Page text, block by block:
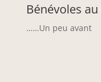
Bénévoles
……Un peu avant